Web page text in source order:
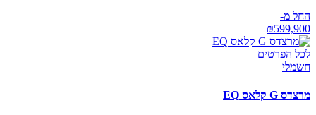
החל מ-
₪599,900
לכל הפרטים
חשמלי
מרצדס G קלאס EQ